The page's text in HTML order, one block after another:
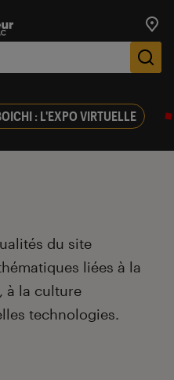
: L'EXPO VIRTUELLE
du site
liées à la
à la culture
technologies.